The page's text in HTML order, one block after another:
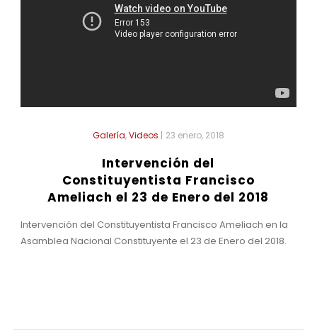
Galería,Videos | 23 enero, 2018
Intervención del
Constituyentista Francisco
Ameliach el 23 de Enero del 2018
Intervención del Constituyentista Francisco Ameliach en la
Asamblea Nacional Constituyente el 23 de Enero del 2018.